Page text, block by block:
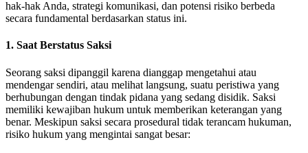
hak-hak Anda, strategi komunikasi, dan potensi risiko berbeda
secara fundamental berdasarkan status ini.
1. Saat Berstatus Saksi
Seorang saksi dipanggil karena dianggap mengetahui atau
mendengar sendiri, atau melihat langsung, suatu peristiwa yang
berhubungan dengan tindak pidana yang sedang disidik. Saksi
memiliki kewajiban hukum untuk memberikan keterangan yang
benar. Meskipun saksi secara prosedural tidak terancam hukuman,
risiko hukum yang mengintai sangat besar: